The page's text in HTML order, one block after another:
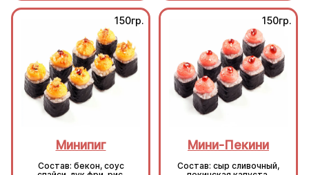
150гр.
Минипиг
Состав: бекон, соус
150гр.
Мини-Пекини
Состав: сыр сливочный,